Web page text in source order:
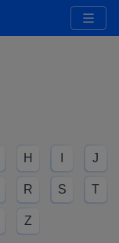
H J
R S T
Z